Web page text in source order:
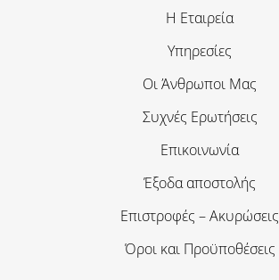
Η Εταιρεία
Υπηρεσίες
Οι Άνθρωποι Μας
Συχνές Ερωτήσεις
Επικοινωνία
Έξοδα αποστολής
Επιστροφές – Ακυρώσεις
Όροι και Προϋποθέσεις